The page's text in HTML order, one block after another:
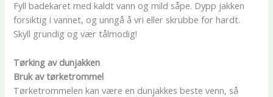
Fyll badekaret med kaldt vann og mild såpe. Dypp jakken
forsiktig i vannet, og unngå å vri eller skrubbe for hardt.
Skyll grundig og vær tålmodig!
Tørking av dunjakken
Bruk av tørketrommel
Tørketrommelen kan være en dunjakkes beste venn, så